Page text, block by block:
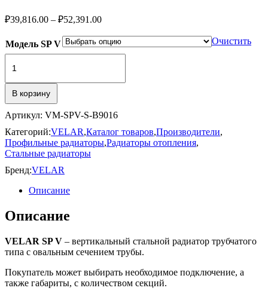
₽39,816.00 – ₽52,391.00Диапазон
₽39,816.00
–
Модель SP V
Очистить
товара
В корзину
Артикул: VM-SPV-S-B9016
Категорий:VELAR,Каталог товаров,Производители,
Профильные радиаторы,Радиаторы отопления,
Стальные радиаторы
Бренд:VELAR
Описание
Описание
VELAR SP V – вертикальный стальной радиатор трубчатого
типа c овальным сечением трубы.
Покупатель может выбирать необходимое подключение, а
также габариты, с количеством секций.